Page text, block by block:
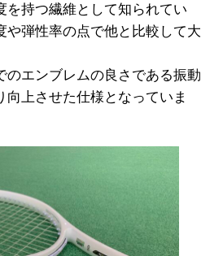
を持つ繊維として知られてい
や弾性率の点で他と比較して大
のエンブレムの良さである振動
向上させた仕様となっていま